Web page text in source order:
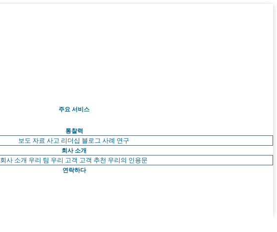
주요 서비스
통찰력
보도 자료 사고 리더십 블로그 사례 연구
회사 소개
회사 소개 우리 팀 우리 고객 고객 추천 우리의 인용문
연락하다